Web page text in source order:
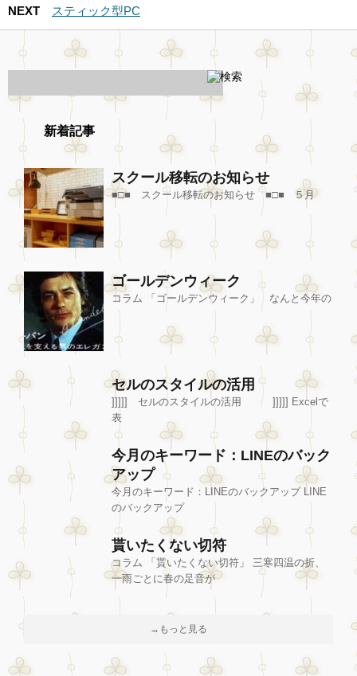
NEXT
スティック型PC
新着記事
スクール移転のお知らせ
■□■ スクール移転のお知らせ ■□■ ５月
ゴールデンウィーク
コラム 「ゴールデンウィーク」 なんと今年の
セルのスタイルの活用
]]]]] セルのスタイルの活用 ]]]]] Excelで
表
今月のキーワード：LINEのバック
アップ
今月のキーワード：LINEのバックアップ LINE
のバックアップ
貰いたくない切符
コラム 「貰いたくない切符」 三寒四温の折、
一雨ごとに春の足音が
→もっと見る